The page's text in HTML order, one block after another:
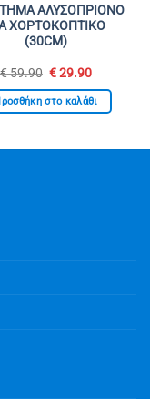
ΑΛΥΣΟΠΡΙΟΝΟ
ΧΟΡΤΟΚΟΠΤΙΚΟ
(30CM)
€59.90 Original
was:
€ 59.90.
€29.90Η
τιμή
είναι:
στο καλάθι